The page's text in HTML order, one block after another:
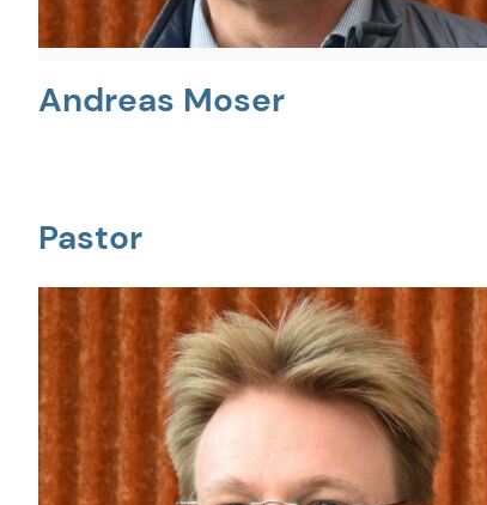
Andreas Moser
Pastor